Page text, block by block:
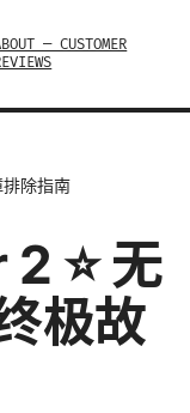
— CUSTOMER
除指南
⭐ 无
极故